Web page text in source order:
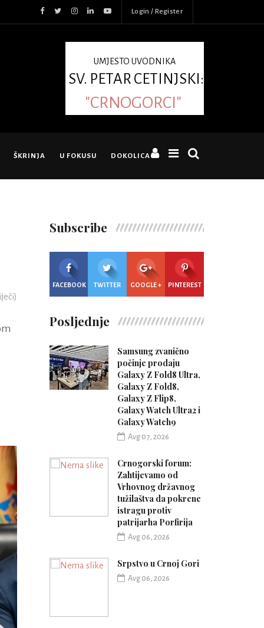
Login / Register
UMJESTO UVODNIKA
SV. PETAR CETINJSKI:
"CRNOGORCI"
ŠKRINJA U FOKUSU DOKOLICA
Subscribe
FACEBOOK TWITTER GOOGLE + PINTEREST
Posljednje
Samsung zvanično
počinje prodaju
Galaxy Z Fold8 Ultra,
Galaxy Z Fold8,
Galaxy Z Flip8,
Galaxy Watch Ultra2 i
Galaxy Watch9
Avg 07, 2026
Crnogorski forum:
Zahtijevamo od
Vrhovnog državnog
tužilaštva da pokrene
istragu protiv
patrijarha Porfirija
Avg 06, 2026
Srpstvo u Crnoj Gori
Avg 06, 2026